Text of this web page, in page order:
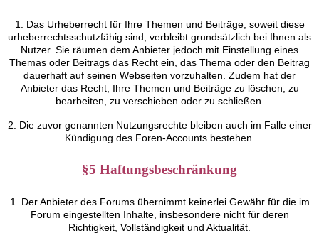
1. Das Urheberrecht für Ihre Themen und Beiträge, soweit diese
urheberrechtsschutzfähig sind, verbleibt grundsätzlich bei Ihnen als
Nutzer. Sie räumen dem Anbieter jedoch mit Einstellung eines
Themas oder Beitrags das Recht ein, das Thema oder den Beitrag
dauerhaft auf seinen Webseiten vorzuhalten. Zudem hat der
Anbieter das Recht, Ihre Themen und Beiträge zu löschen, zu
bearbeiten, zu verschieben oder zu schließen.
2. Die zuvor genannten Nutzungsrechte bleiben auch im Falle einer
Kündigung des Foren-Accounts bestehen.
§5 Haftungsbeschränkung
1. Der Anbieter des Forums übernimmt keinerlei Gewähr für die im
Forum eingestellten Inhalte, insbesondere nicht für deren
Richtigkeit, Vollständigkeit und Aktualität.